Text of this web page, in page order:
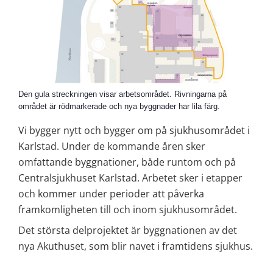
Den gula streckningen visar arbetsområdet. Rivningarna på
området är rödmarkerade och nya byggnader har lila färg.
Vi bygger nytt och bygger om på sjukhusområdet i
Karlstad. Under de kommande åren sker
omfattande byggnationer, både runtom och på
Centralsjukhuset Karlstad. Arbetet sker i etapper
och kommer under perioder att påverka
framkomligheten till och inom sjukhusområdet.
Det största delprojektet är byggnationen av det
nya Akuthuset, som blir navet i framtidens sjukhus.